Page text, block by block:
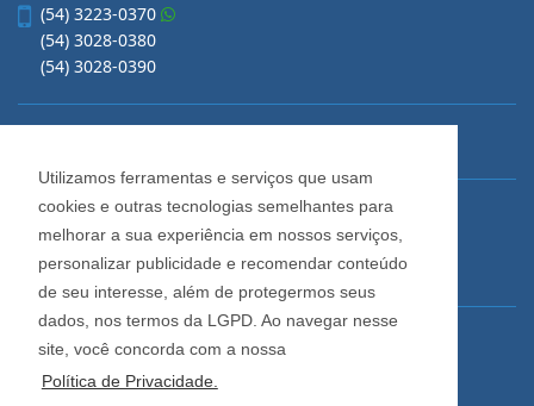
Utilizamos ferramentas e serviços que usam
cookies e outras tecnologias semelhantes para
melhorar a sua experiência em nossos serviços,
personalizar publicidade e recomendar conteúdo
de seu interesse, além de protegermos seus
dados, nos termos da LGPD. Ao navegar nesse
site, você concorda com a nossa
Política de Privacidade.
(54) 3223-0370
(54) 3028-0380
(54) 3028-0390
Imobiliária Cadore
Rua Os Dezoito do Forte, 1622, Centro
Caxias do Sul - Rio Grande do Sul
Horário de Atendimento
De segunda a sexta-feira
Das 08:30 às 12:00 e das 13:30 às 18:00